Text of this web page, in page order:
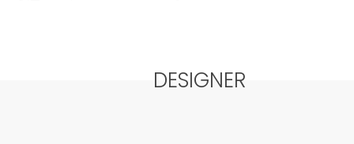
DESIGNER